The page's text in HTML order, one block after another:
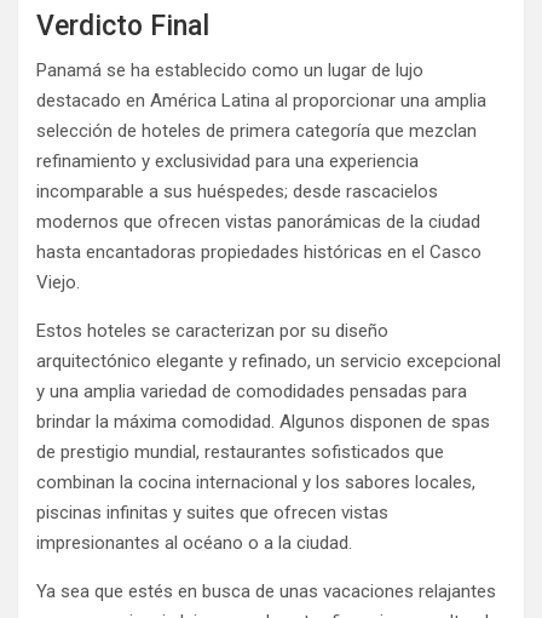
Verdicto Final
Panamá se ha establecido como un lugar de lujo
destacado en América Latina al proporcionar una amplia
selección de hoteles de primera categoría que mezclan
refinamiento y exclusividad para una experiencia
incomparable a sus huéspedes; desde rascacielos
modernos que ofrecen vistas panorámicas de la ciudad
hasta encantadoras propiedades históricas en el Casco
Viejo.
Estos hoteles se caracterizan por su diseño
arquitectónico elegante y refinado, un servicio excepcional
y una amplia variedad de comodidades pensadas para
brindar la máxima comodidad. Algunos disponen de spas
de prestigio mundial, restaurantes sofisticados que
combinan la cocina internacional y los sabores locales,
piscinas infinitas y suites que ofrecen vistas
impresionantes al océano o a la ciudad.
Ya sea que estés en busca de unas vacaciones relajantes